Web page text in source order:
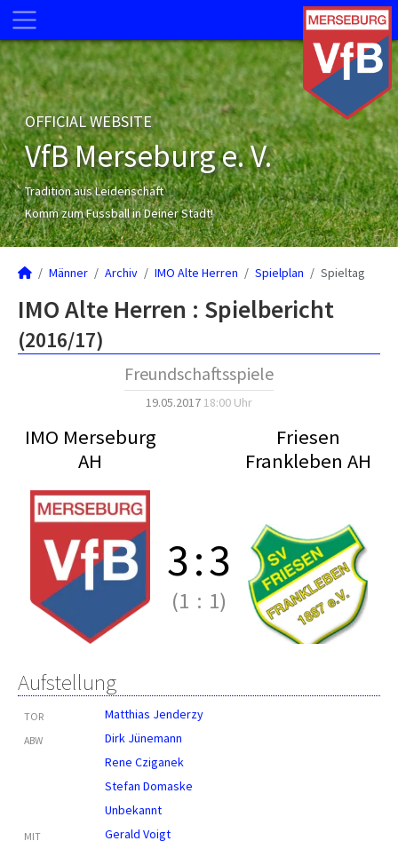
OFFICIAL WEBSITE
VfB Merseburg e. V.
Tradition aus Leidenschaft
Komm zum Fussball in Deiner Stadt!
Männer Archiv IMO Alte Herren Spielplan Spieltag
IMO Alte Herren : Spielbericht
(2016/17)
Freundschaftsspiele
19.05.2017 18:00 Uhr
IMO Merseburg
AH
Friesen
Frankleben AH
3:3
(1 : 1)
Aufstellung
TOR Matthias Jenderzy
ABW
Dirk Jünemann
Rene Cziganek
Stefan Domaske
Unbekannt
MIT
Gerald Voigt